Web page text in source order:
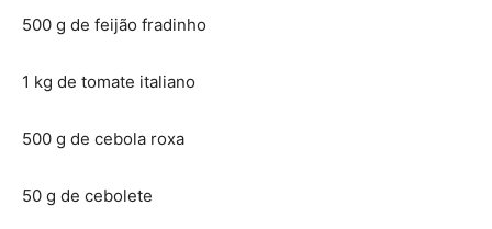
500 g de feijão fradinho
1 kg de tomate italiano
500 g de cebola roxa
50 g de cebolete